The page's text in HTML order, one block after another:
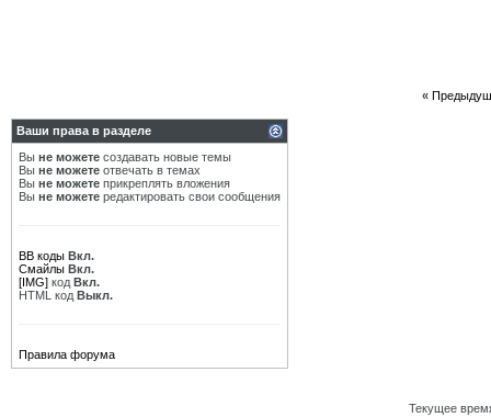
«
Ваши права в разделе
Вы не можете создавать новые темы
Вы не можете отвечать в темах
Вы не можете прикреплять вложения
Вы не можете редактировать свои сообщения
BB коды Вкл.
Смайлы Вкл.
[IMG] код Вкл.
HTML код Выкл.
Правила форума
Текущее